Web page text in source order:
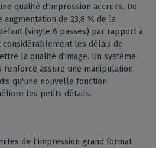
qualité d'impression accrues. De
augmentation de 23,8 % de la
(vinyle 6 passes) par rapport à
considérablement les délais de
la qualité d'image. Un système
assure une manipulation
qu'une nouvelle fonction
les petits détails.
de l'impression grand format